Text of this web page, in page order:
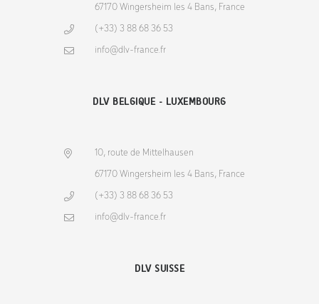
67170 Wingersheim les 4 Bans, France
(+33) 3 88 68 36 53
info@dlv-france.fr
DLV BELGIQUE - LUXEMBOURG
10, route de Mittelhausen
67170 Wingersheim les 4 Bans, France
(+33) 3 88 68 36 53
info@dlv-france.fr
DLV SUISSE